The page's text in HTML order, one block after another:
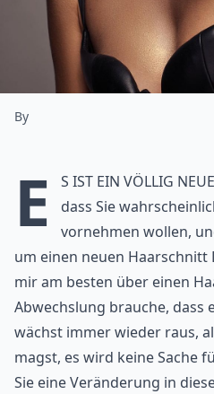
By
E
s ist ein völlig
dass Sie
vornehmen wollen,
um einen neuen Haarschnitt
mir am besten über einen
Abwechslung brauche, dass
wächst immer wieder raus,
magst, es wird keine Sache
Sie eine Veränderung in